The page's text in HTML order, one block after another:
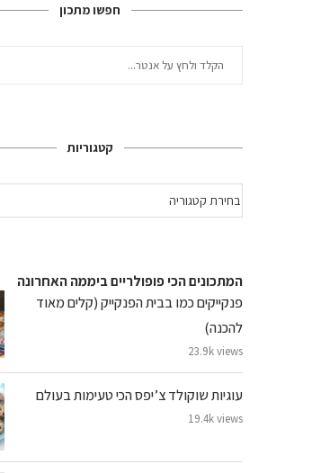
חפשו מתכון
קטגוריות
המתכונים הכי פופולריים ביממה האחרונה
פנקייקים כמו בבית הפנקייק (קלים מאוד
להכנה)
23.9k views
עוגיות שוקולד צ’יפס הכי טעימות בעולם
19.4k views